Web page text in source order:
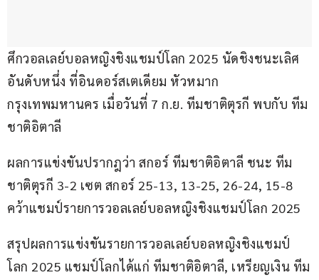
ศึกวอลเลย์บอลหญิงชิงแชมป์โลก 2025 นัดชิงชนะเลิศ
อันดับหนึ่ง ที่อินดอร์สเตเดียม หัวหมาก
กรุงเทพมหานคร เมื่อวันที่ 7 ก.ย. ทีมชาติตุรกี พบกับ ทีม
ชาติอิตาลี
ผลการแข่งขันปรากฎว่า สกอร์ ทีมชาติอิตาลี ชนะ ทีม
ชาติตุรกี 3-2 เซต สกอร์ 25-13, 13-25, 26-24, 15-8
คว้าแชมป์รายการวอลเลย์บอลหญิงชิงแชมป์โลก 2025
สรุปผลการแข่งขันรายการวอลเลย์บอลหญิงชิงแชมป์
โลก 2025 แชมป์โลกได้แก่ ทีมชาติอิตาลี, เหรียญเงิน ทีม